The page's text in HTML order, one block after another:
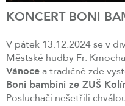
KONCERT BONI
V pátek 13.12.2024 se v
Městské hudby Fr.
Vánocea tradičně zde
Boni bambini ze ZUŠ
Posluchači nešetřili